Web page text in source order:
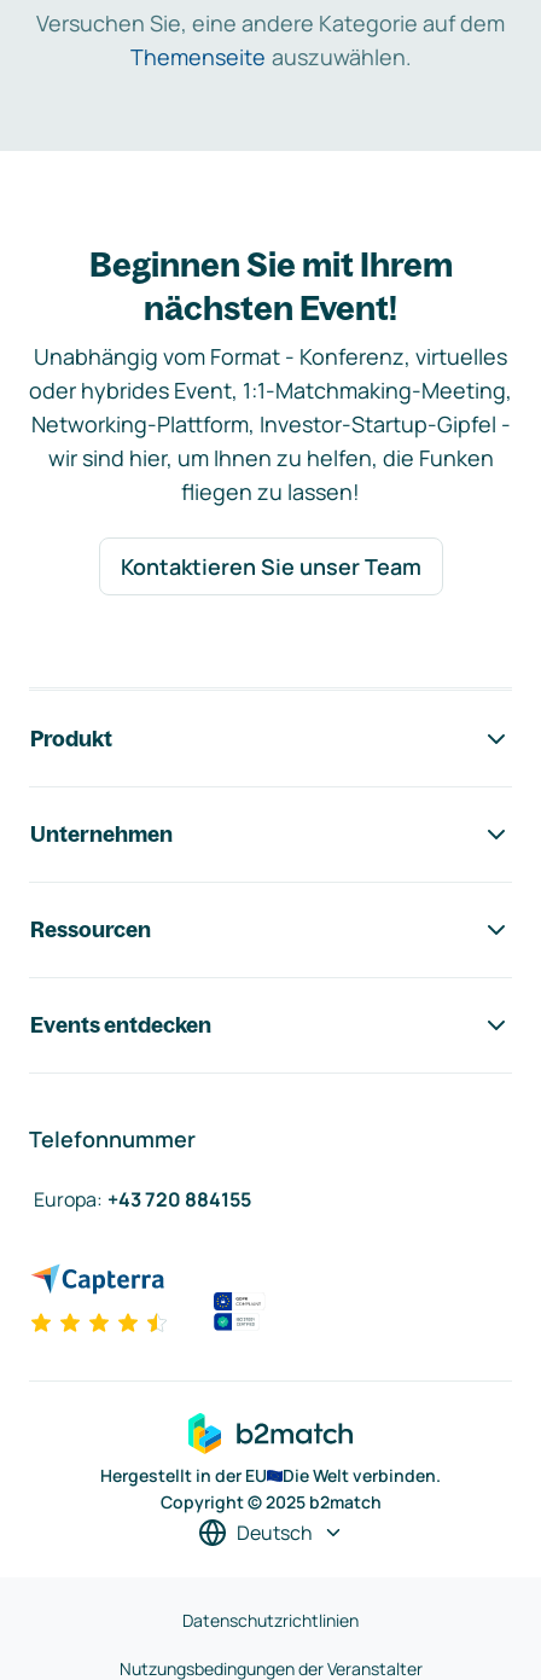
Versuchen Sie, eine andere Kategorie auf dem
Themenseite auszuwählen.
Beginnen Sie mit Ihrem
nächsten Event!
Unabhängig vom Format - Konferenz, virtuelles
oder hybrides Event, 1:1-Matchmaking-Meeting,
Networking-Plattform, Investor-Startup-Gipfel -
wir sind hier, um Ihnen zu helfen, die Funken
fliegen zu lassen!
Kontaktieren Sie unser Team
Produkt
Unternehmen
Ressourcen
Events entdecken
Telefonnummer
Europa: +43 720 884155
Hergestellt in der EU
Die Welt verbinden.
Copyright © 2025 b2match
Deutsch
Datenschutzrichtlinien
Nutzungsbedingungen der Veranstalter